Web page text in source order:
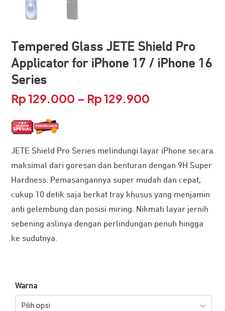
Tempered Glass JETE Shield Pro
Applicator for iPhone 17 / iPhone 16
Series
Rp129.000 – Rp129.900
Rp 129.900
JETE Shield Pro Series melindungi layar iPhone secara
maksimal dari goresan dan benturan dengan 9H Super
Hardness. Pemasangannya super mudah dan cepat,
cukup 10 detik saja berkat tray khusus yang menjamin
anti gelembung dan posisi miring. Nikmati layar jernih
sebening aslinya dengan perlindungan penuh hingga
ke sudutnya.
Warna
Pilih opsi